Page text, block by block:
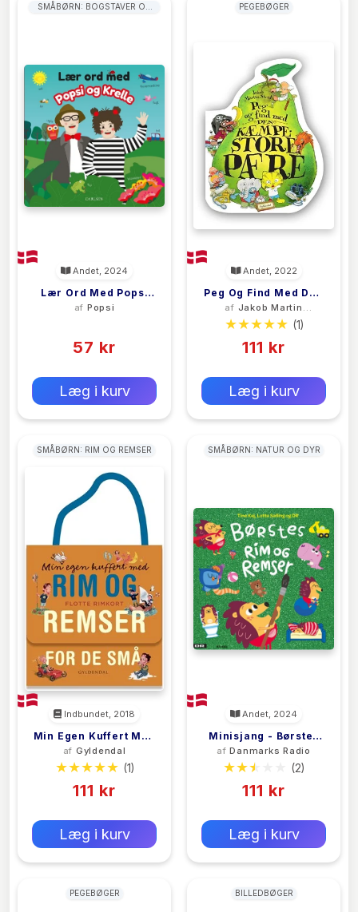
SMÅBØRN: BOGSTAVER OG
Andet, 2024
Lær Ord Med Popsi
Og Krelle
af Popsi
57 kr
Læg i kurv
PEGEBØGER
Andet, 2022
Peg Og Find Med Den
Kæmpestore Pære
af Jakob Martin
Strid
(1)
111 kr
Læg i kurv
SMÅBØRN: RIM OG REMSER
Indbundet, 2018
Min Egen Kuffert Med
Rim Og Remser For
De Små
af Gyldendal
(1)
111 kr
Læg i kurv
SMÅBØRN: NATUR OG DYR
Andet, 2024
Minisjang - Børstes
Rim Og Remser
afDanmarks Radio
(2)
111 kr
Læg i kurv
PEGEBØGER BILLEDBØGER